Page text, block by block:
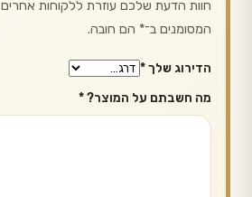
חוות הדעת שלכם עוזרת ללקוחות אחרים
המסומנים ב־* הם חובה.
הדירוג שלך*
מה חשבתם על המוצר?*